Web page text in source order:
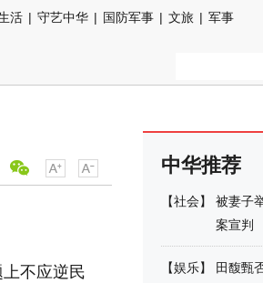
活 | 守艺中华 | 国防军事 | 文旅 | 军事
不应逆民
中华推荐
【社会】
被妻子
案宣判
【娱乐】
田馥甄